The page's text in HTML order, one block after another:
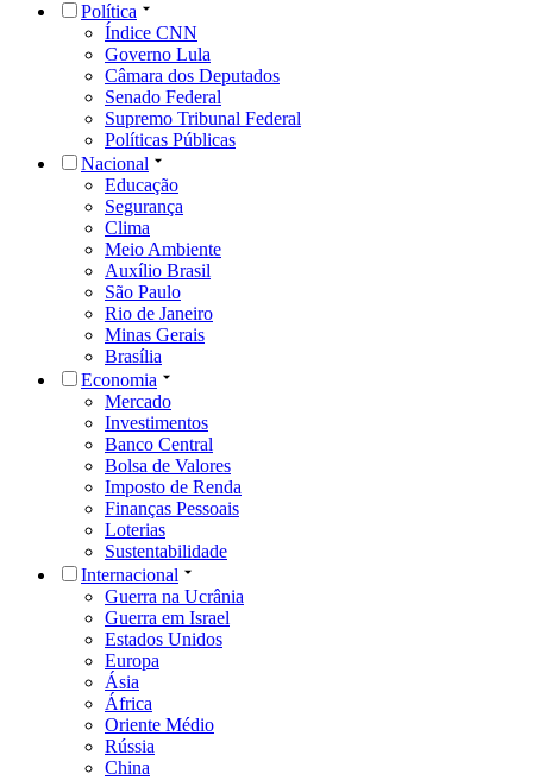
Política
Índice CNN
Governo Lula
Câmara dos Deputados
Senado Federal
Supremo Tribunal Federal
Políticas Públicas
Nacional
Educação
Segurança
Clima
Meio Ambiente
Auxílio Brasil
São Paulo
Rio de Janeiro
Minas Gerais
Brasília
Economia
Mercado
Investimentos
Banco Central
Bolsa de Valores
Imposto de Renda
Finanças Pessoais
Loterias
Sustentabilidade
Internacional
Guerra na Ucrânia
Guerra em Israel
Estados Unidos
Europa
Ásia
África
Oriente Médio
Rússia
China